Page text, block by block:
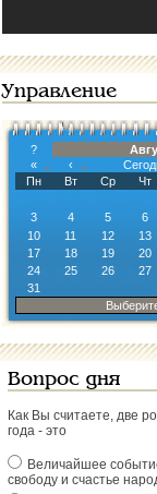
Управление
?
«
‹
Пн
Вт Ср Чт
3
4 5 6
10
11 12 13
17
18 19 20
24
25 26 27
31
Вопрос дня
Как Вы считаете, две
года - это
Величайшее
свободу и счастье